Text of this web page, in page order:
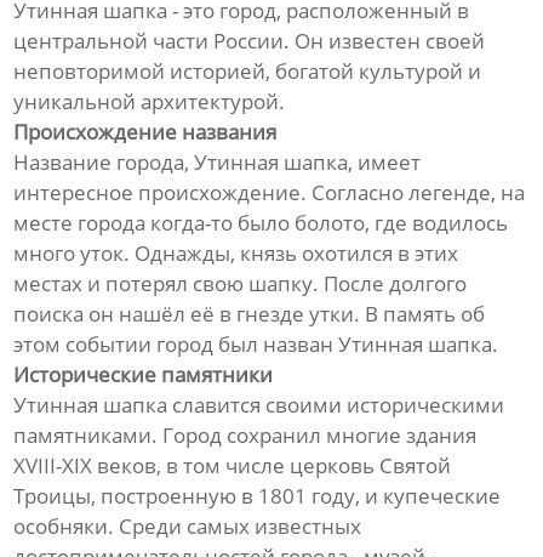
Утинная шапка - это город, расположенный в
центральной части России. Он известен своей
неповторимой историей, богатой культурой и
уникальной архитектурой.
Происхождение названия
Название города, Утинная шапка, имеет
интересное происхождение. Согласно легенде, на
месте города когда-то было болото, где водилось
много уток. Однажды, князь охотился в этих
местах и потерял свою шапку. После долгого
поиска он нашёл её в гнезде утки. В память об
этом событии город был назван Утинная шапка.
Исторические памятники
Утинная шапка славится своими историческими
памятниками. Город сохранил многие здания
XVIII-XIX веков, в том числе церковь Святой
Троицы, построенную в 1801 году, и купеческие
особняки. Среди самых известных